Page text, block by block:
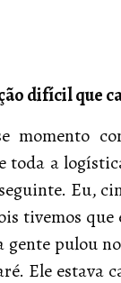
difícil que
momento
a
Eu,
tivemos
pulou
Ele estava